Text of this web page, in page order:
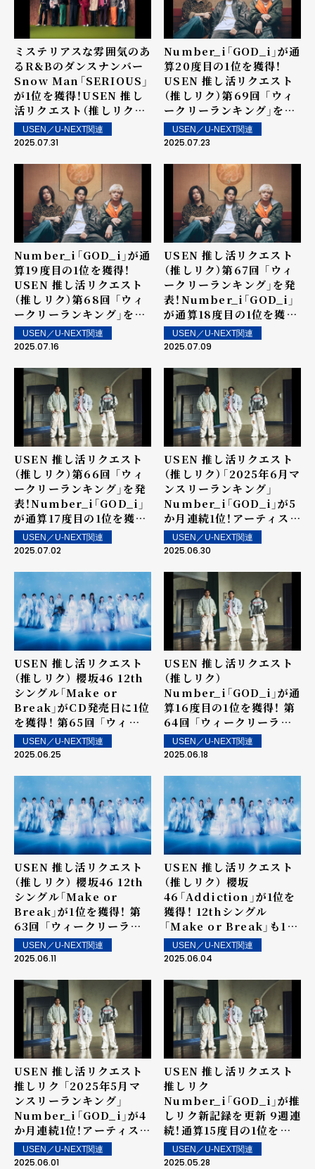
ミステリアスな雰囲気のあ
るR&Bのダンスナンバー
Snow Man「SERIOUS」
が1位を獲得！USEN 推し
活リクエスト（推しリク）
第70回 「ウィークリーラ
ンキング」を発表！～ 上位
内で配信！
USEN／U-NEXT関連
2025.07.31
Number_i「GOD_i」が通
算20度目の1位を獲得！
USEN 推し活リクエスト
（推しリク）第69回 「ウィ
ークリーランキング」を発
表！～ 上位ランクイン楽曲
は街中・店内で配信！
USEN／U-NEXT関連
2025.07.23
Number_i「GOD_i」が通
算19度目の1位を獲得！
USEN 推し活リクエスト
（推しリク）第68回 「ウィ
ークリーランキング」を発
表！2位にSnowman、3位
に櫻坂46！SixTONESの
位にENHYPENの
「Shine On Me」が登場
～ 上位ランクイン楽曲は
街中・店内で配信！
USEN／U-NEXT関連
2025.07.16
USEN 推し活リクエスト
（推しリク）第67回 「ウィ
ークリーランキング」を発
表！Number_i「GOD_i」
が通算18度目の1位を獲
得！2位にSnow Man、3
位に櫻坂46！～ 上位ラン
配信！
USEN／U-NEXT関連
2025.07.09
USEN 推し活リクエスト
（推しリク）第66回 「ウィ
ークリーランキング」を発
表！Number_i「GOD_i」
が通算17度目の1位を獲
得！～ 上位ランクイン楽曲
は街中・店内で配信！
USEN／U-NEXT関連
2025.07.02
USEN 推し活リクエスト
（推しリク）「2025年6月マ
ンスリーランキング」
Number_i「GOD_i」が5
か月連続1位！アーティスト
としては7か月連続の1位
を記録！
USEN／U-NEXT関連
2025.06.30
USEN 推し活リクエスト
（推しリク） 櫻坂46 12th
シングル「Make or
Break」がCD発売日に1位
を獲得！ 第65回 「ウィー
クリーランキング」を発表
～ 上位ランクイン楽曲は
USEN／U-NEXT関連
2025.06.25
USEN 推し活リクエスト
（推しリク）
Number_i「GOD_i」が通
算16度目の1位を獲得！ 第
64回 「ウィークリーラン
キング」を発表～ 上位ラン
クイン楽曲は街中・店内で
USEN／U-NEXT関連
2025.06.18
USEN 推し活リクエスト
（推しリク） 櫻坂46 12th
シングル「Make or
Break」が1位を獲得！ 第
63回 「ウィークリーラン
キング」を発表～ 上位ラン
クイン楽曲は街中・店内で
USEN／U-NEXT関連
2025.06.11
USEN 推し活リクエスト
（推しリク） 櫻坂
46「Addiction」が1位を
獲得！ 12thシングル
「Make or Break」も15
位にランクイン！第62回
「ウィークリーランキン
ン楽曲は街中・店内で配
信！
USEN／U-NEXT関連
2025.06.04
USEN 推し活リクエスト
推しリク 「2025年5月マ
ンスリーランキング」
Number_i「GOD_i」が4
か月連続1位！アーティスト
としては6か月連続の1位
を記録！
USEN／U-NEXT関連
2025.06.01
USEN 推し活リクエスト
推しリク
Number_i「GOD_i」が推
しリク新記録を更新 9週連
続！通算15度目の1位を獲
得！ 第61回 「ウィークリー
ランキング」を発表～ 上位
USEN／U-NEXT関連
2025.05.28